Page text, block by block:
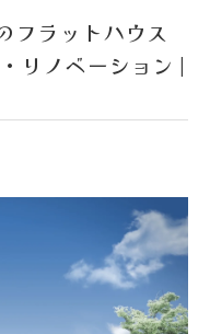
フラットハウス
リノベーション |